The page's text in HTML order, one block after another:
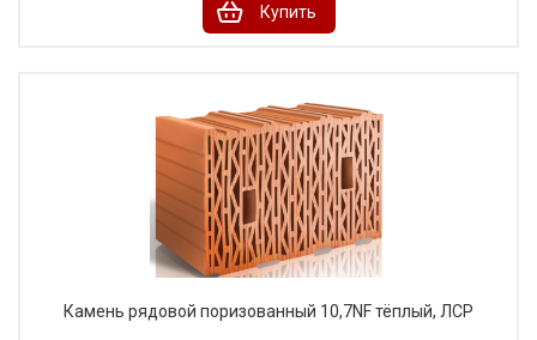
Купить
Камень рядовой поризованный 10,7NF тёплый, ЛСР